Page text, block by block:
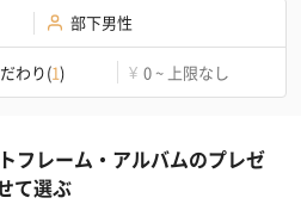
部下男性
わり(1) ¥ 0 ~ 上限なし
フレーム・アルバムのプレゼ
て選ぶ